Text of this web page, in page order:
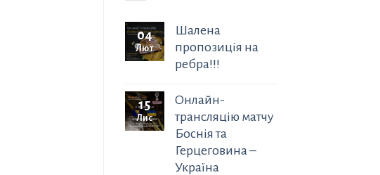
04
Лют
Шалена
пропозиція на
ребра!!!
15
Лис
Онлайн-
трансляцію матчу
Боснія та
Герцеговина –
Україна